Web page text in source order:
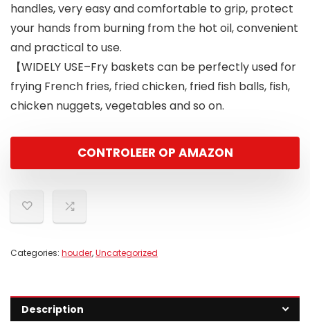
handles, very easy and comfortable to grip, protect
your hands from burning from the hot oil, convenient
and practical to use.
【WIDELY USE–Fry baskets can be perfectly used for
frying French fries, fried chicken, fried fish balls, fish,
chicken nuggets, vegetables and so on.
CONTROLEER OP AMAZON
Categories: houder,Uncategorized
Description